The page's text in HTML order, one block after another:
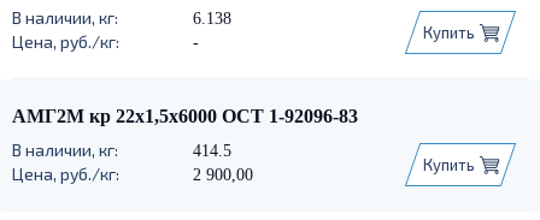
6.138
-
Купить
АМГ2М кр 22х1,5х6000 ОСТ 1-92096-83
414.5
2 900,00
Купить